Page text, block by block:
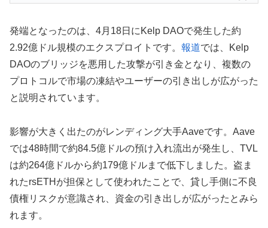
発端となったのは、4月18日にKelp DAOで発生した約
2.92億ドル規模のエクスプロイトです。 報道では、Kelp
DAOのブリッジを悪用した攻撃が引き金となり、複数の
プロトコルで市場の凍結やユーザーの引き出しが広がった
と説明されています。
影響が大きく出たのがレンディング大手Aaveです。Aave
では48時間で約84.5億ドルの預け入れ流出が発生し、TVL
は約264億ドルから約179億ドルまで低下しました。盗ま
れたrsETHが担保として使われたことで、貸し手側に不良
債権リスクが意識され、資金の引き出しが広がったとみら
れます。